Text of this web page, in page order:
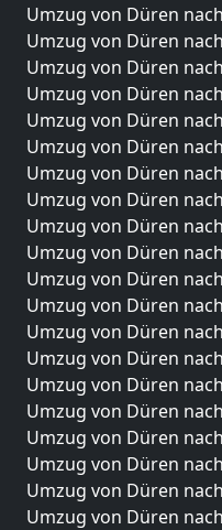
Umzug von Düren
Umzug von Düren
Umzug von Düren
Umzug von Düren
Umzug von Düren
Umzug von Düren
Umzug von Düren
Umzug von Düren
Umzug von Düren
Umzug von Düren
Umzug von Düren
Umzug von Düren
Umzug von Düren
Umzug von Düren
Umzug von Düren
Umzug von Düren
Umzug von Düren
Umzug von Düren
Umzug von Düren
Umzug von Düren